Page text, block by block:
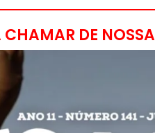
DE NOSSA